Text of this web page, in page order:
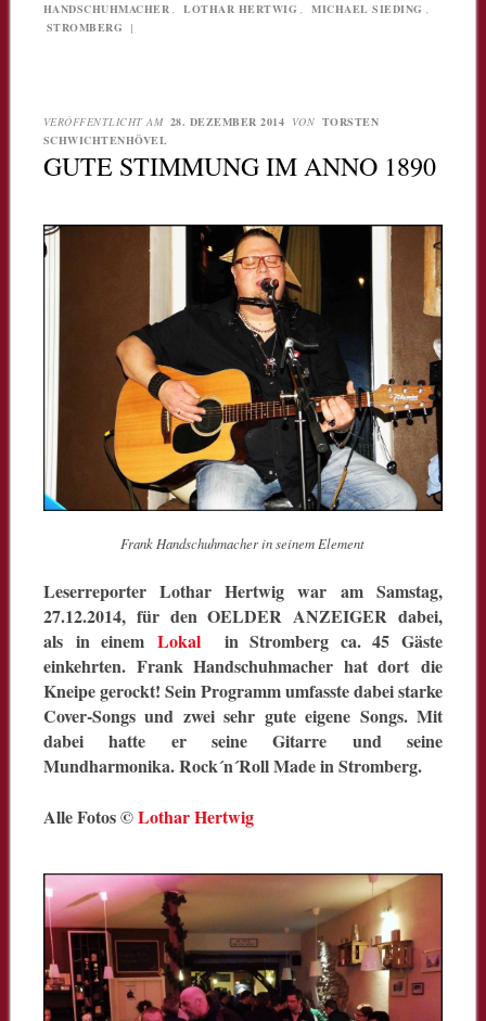
HANDSCHUHMACHER
LOTHAR HERTWIG MICHAEL SIEDING
STROMBERG
|
VERÖFFENTLICHT AM 28. DEZEMBER 2014 VON TORSTEN
SCHWICHTENHÖVEL
GUTE STIMMUNG IM ANNO 1890
Frank Handschuhmacher in seinem Element
Leserreporter Lothar Hertwig war am Samstag,
27.12.2014, für den OELDER ANZEIGER dabei,
als in einem Lokalin Stromberg ca. 45 Gäste
einkehrten. Frank Handschuhmacher hat dort die
Kneipe gerockt! Sein Programm umfasste dabei starke
Cover-Songs und zwei sehr gute eigene Songs. Mit
dabei hatte er seine Gitarre und seine
Mundharmonika. Rock´n´Roll Made in Stromberg.
Alle Fotos ©Lothar Hertwig